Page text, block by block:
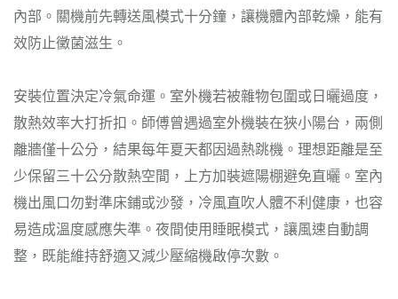
內部。關機前先轉送風模式十分鐘，讓機體內部乾燥，能有
效防止黴菌滋生。
安裝位置決定冷氣命運。室外機若被雜物包圍或日曬過度，
散熱效率大打折扣。師傅曾遇過室外機裝在狹小陽台，兩側
離牆僅十公分，結果每年夏天都因過熱跳機。理想距離是至
少保留三十公分散熱空間，上方加裝遮陽棚避免直曬。室內
機出風口勿對準床鋪或沙發，冷風直吹人體不利健康，也容
易造成溫度感應失準。夜間使用睡眠模式，讓風速自動調
整，既能維持舒適又減少壓縮機啟停次數。